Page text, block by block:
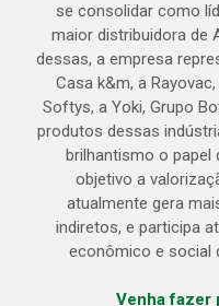
se consolidar como
maior distribuidora de
dessas, a empresa
Casa k&m, a
Softys, a Yoki, Grupo
produtos dessas
brilhantismo o papel
objetivo a
atualmente gera
indiretos, e participa
econômico e social
Venha fazer